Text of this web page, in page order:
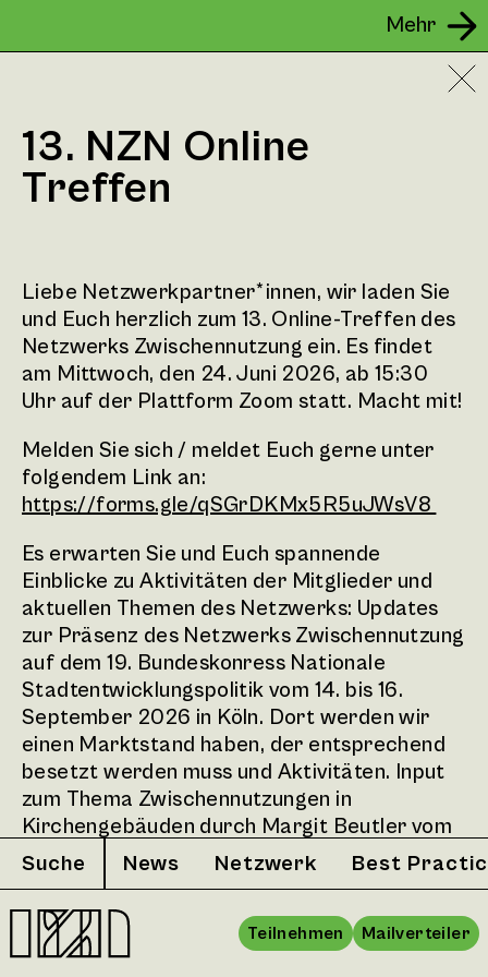
Suche News Netzwerk Best
Teilnehmen Mailverteiler
Mehr
13. NZN Online
Treffen
Liebe Netzwerkpartner*innen, wir laden Sie
und Euch herzlich zum 13. Online-Treffen des
Netzwerks Zwischennutzung ein. Es findet
am Mittwoch, den 24. Juni 2026, ab 15:30
Uhr auf der Plattform Zoom statt. Macht mit!
Melden Sie sich / meldet Euch gerne unter
folgendem Link an:
https://forms.gle/qSGrDKMx5R5uJWsV8
Es erwarten Sie und Euch spannende
Einblicke zu Aktivitäten der Mitglieder und
aktuellen Themen des Netzwerks: Updates
zur Präsenz des Netzwerks Zwischennutzung
auf dem 19. Bundeskonress Nationale
Stadtentwicklungspolitik vom 14. bis 16.
September 2026 in Köln. Dort werden wir
einen Marktstand haben, der entsprechend
besetzt werden muss und Aktivitäten. Input
zum Thema Zwischennutzungen in
Kirchengebäuden durch Margit Beutler vom
Erzbistum Berlin zum Projekt "Bei Wilhelm"
Kirche St. Wilhelm und Svenja Noltemeyer
von den Urbanisten Dortmund zu ihrem
Projekt im Rahmen der Manifesta 16 Ruhr in